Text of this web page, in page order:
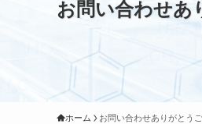
お問い合わせあ
ホーム お問い合わせありがとう